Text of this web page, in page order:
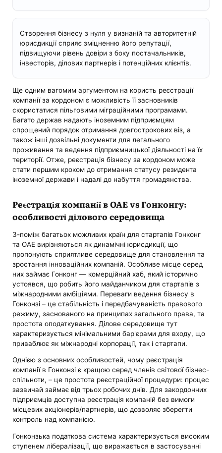
Створення бізнесу з нуля у визнаній та авторитетній
юрисдикції сприяє зміцненню його репутації,
підвищуючи рівень довіри з боку постачальників,
інвесторів, ділових партнерів і потенційних клієнтів.
Ще одним вагомим аргументом на користь реєстрації
компанії за кордоном є можливість її засновників
скористатися пільговими міграційними програмами.
Багато держав надають іноземним підприємцям
спрощений порядок отримання довгострокових віз, а
також інші дозвільні документи для легального
проживання та ведення підприємницької діяльності на їх
території. Отже, реєстрація бізнесу за кордоном може
стати першим кроком до отримання статусу резидента
іноземної держави і надалі до набуття громадянства.
Реєстрація компанії в ОАЕ vs Гонконгу:
особливості ділового середовища
З-поміж багатьох можливих країн для стартапів Гонконг
та ОАЕ вирізняються як динамічні юрисдикції, що
пропонують сприятливе середовище для становлення та
зростання інноваційних компаній. Особливе місце серед
них займає Гонконг — комерційний хаб, який історично
устоявся, що робить його майданчиком для стартапів з
міжнародними амбіціями. Переваги ведення бізнесу в
Гонконзі – це стабільність і передбачуваність правового
режиму, заснованого на принципах загального права, та
простота оподаткування. Ділове середовище тут
характеризується мінімальними бар'єрами для входу, що
приваблює як міжнародні корпорації, так і стартапи.
Однією з основних особливостей, чому реєстрація
компанії в Гонконзі є кращою серед членів світової бізнес-
спільноти, – це простота реєстраційної процедури: процес
зазвичай займає від трьох робочих днів. Для закордонних
підприємців доступна реєстрація компаній без вимоги
місцевих акціонерів/партнерів, що дозволяє зберегти
контроль над компанією.
Гонконзька податкова система характеризується високим
ступенем лібералізації, що виражається в застосуванні